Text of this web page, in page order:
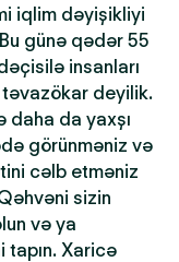
iqlim dəyişikliyi
günə qədər 55
insanları
deyilik.
daha da yaxşı
görünməniz və
cəlb etməniz
sizin
və ya
tapın. Xaricə